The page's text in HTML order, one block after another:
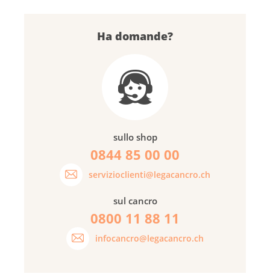
Ha domande?
sullo shop
0844 85 00 00
servizioclienti@legacancro.ch
sul cancro
0800 11 88 11
infocancro@legacancro.ch